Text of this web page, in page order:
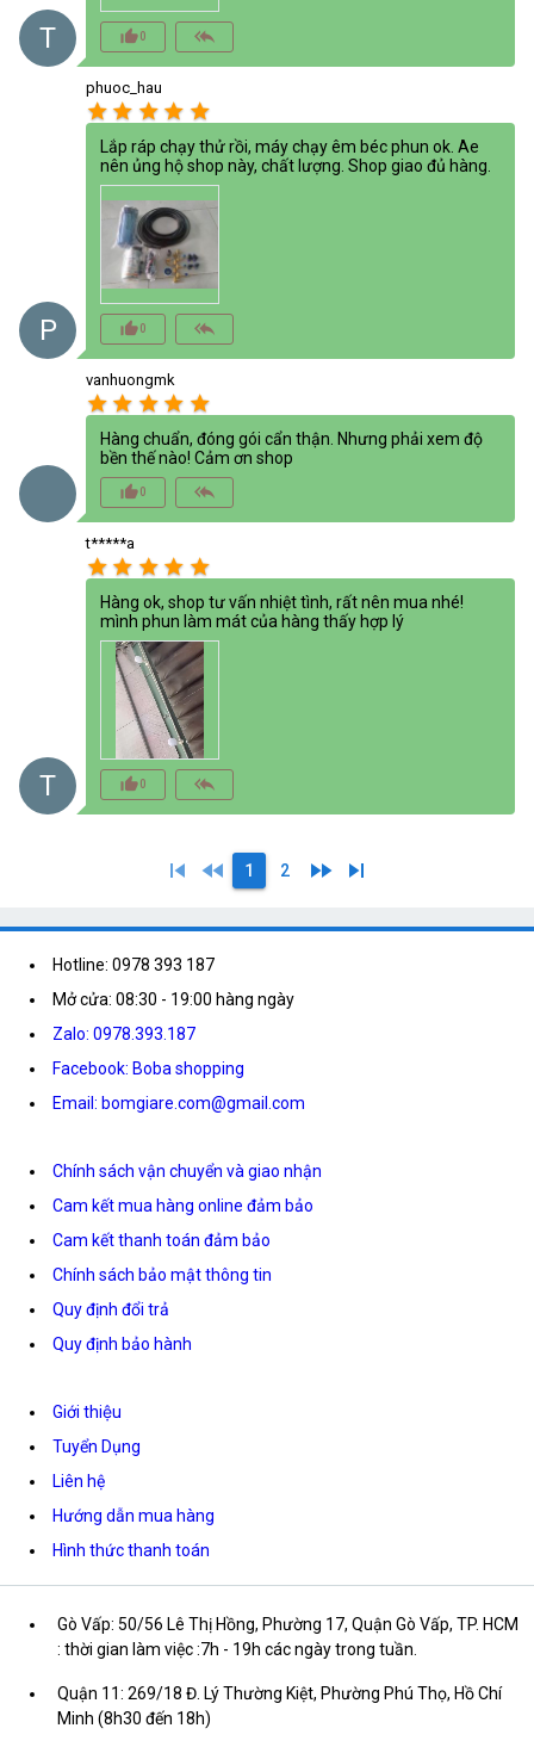
T thumb_up_alt0 reply_all
P
phuoc_hau
star star star star star
Lắp ráp chạy thử rồi, máy chạy êm béc phun ok. Ae
nên ủng hộ shop này, chất lượng. Shop giao đủ hàng.
thumb_up_alt0 reply_all
vanhuongmk
star star star star star
Hàng chuẩn, đóng gói cẩn thận. Nhưng phải xem độ
bền thế nào! Cảm ơn shop
thumb_up_alt0 reply_all
T
t*****a
star star star star star
Hàng ok, shop tư vấn nhiệt tình, rất nên mua nhé!
mình phun làm mát của hàng thấy hợp lý
thumb_up_alt0 reply_all
skip_previous fast_rewind 1 2 fast_forward skip_next
Hotline: 0978 393 187
Mở cửa: 08:30 - 19:00 hàng ngày
Zalo: 0978.393.187
Facebook: Boba shopping
Email: bomgiare.com@gmail.com
Chính sách vận chuyển và giao nhận
Cam kết mua hàng online đảm bảo
Cam kết thanh toán đảm bảo
Chính sách bảo mật thông tin
Quy định đổi trả
Quy định bảo hành
Giới thiệu
Tuyển Dụng
Liên hệ
Hướng dẫn mua hàng
Hình thức thanh toán
Gò Vấp: 50/56 Lê Thị Hồng, Phường 17, Quận Gò Vấp, TP. HCM
: thời gian làm việc :7h - 19h các ngày trong tuần.
Quận 11: 269/18 Đ. Lý Thường Kiệt, Phường Phú Thọ, Hồ Chí
Minh (8h30 đến 18h)